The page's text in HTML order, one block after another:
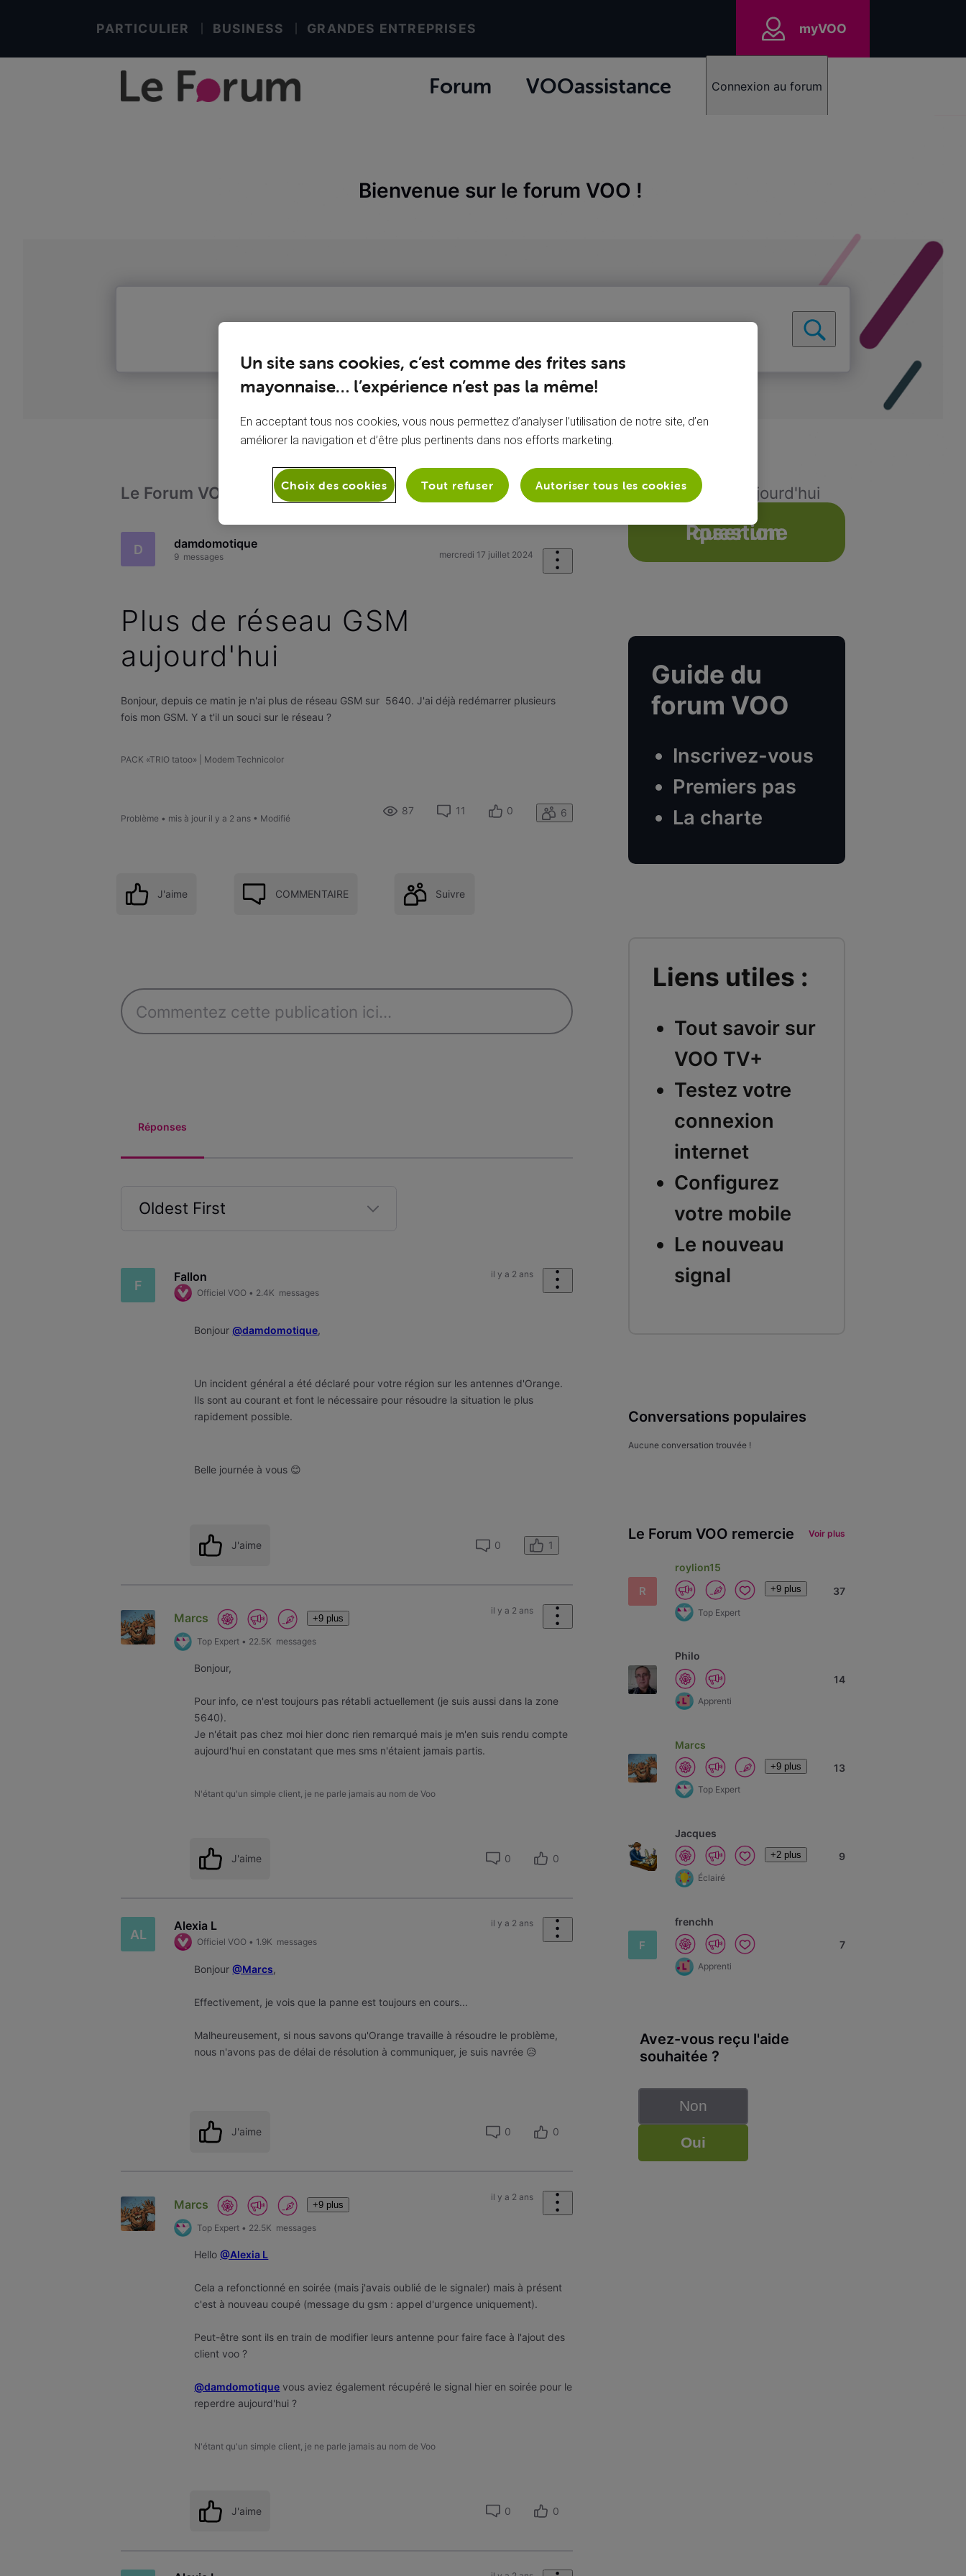
PARTICULIER BUSINESS GRANDES ENTREPRISES myVOO
Forum VOOassistance Connexion au forum
Bienvenue sur le forum VOO !
Le Forum VOO Téléphonie Mon appareil mobile Plus de réseau GSM aujourd'hui
D damdomotique
9 messages mercredi 17 juillet 2024
Plus de réseau GSM
aujourd'hui
Bonjour, depuis ce matin je n'ai plus de réseau GSM sur 5640. J'ai déjà redémarrer plusieurs
fois mon GSM. Y a t'il un souci sur le réseau ?
PACK «TRIO tatoo» | Modem Technicolor
Problème • mis à jour il y a 2 ans • Modifié
87 11 0 6
J'aime COMMENTAIRE Suivre
Réponses
Oldest First
First
F
Fallon
Officiel VOO• 2.4K messages
il y a 2 ans
Bonjour @damdomotique,
Un incident général a été déclaré pour votre région sur les antennes d'Orange.
Ils sont au courant et font le nécessaire pour résoudre la situation le plus
rapidement possible.
Belle journée à vous 😊
J'aime 0 1
Marcs +9 plus
Top Expert• 22.5K messages
il y a 2 ans
Bonjour,
Pour info, ce n'est toujours pas rétabli actuellement (je suis aussi dans la zone
5640).
Je n'était pas chez moi hier donc rien remarqué mais je m'en suis rendu compte
aujourd'hui en constatant que mes sms n'étaient jamais partis.
N'étant qu'un simple client, je ne parle jamais au nom de Voo
J'aime 0 0
AL
Alexia L
Officiel VOO• 1.9K messages
il y a 2 ans
Bonjour@Marcs,
Effectivement, je vois que la panne est toujours en cours...
Malheureusement, si nous savons qu'Orange travaille à résoudre le problème,
nous n'avons pas de délai de résolution à communiquer, je suis navrée 😥
J'aime 0 0
Marcs +9 plus
Top Expert• 22.5K messages
il y a 2 ans
Hello@Alexia L
Cela a refonctionné en soirée (mais j'avais oublié de le signaler) mais à présent
c'est à nouveau coupé (message du gsm : appel d'urgence uniquement).
Peut-être sont ils en train de modifier leurs antenne pour faire face à l'ajout des
client voo ?
@damdomotique vous aviez également récupéré le signal hier en soirée pour le
reperdre aujourd'hui ?
N'étant qu'un simple client, je ne parle jamais au nom de Voo
J'aime 0 0
Poser une question
Guide du
forum VOO
Inscrivez-vous
Premiers pas
La charte
Liens utiles :
Tout savoir sur
VOO TV+
Testez votre
connexion
internet
Configurez
votre mobile
Le nouveau
signal
Conversations populaires
Aucune conversation trouvée !
Le Forum VOO remercie Voir plus
R
roylion15
+9 plus
Top Expert
37
Philo
Apprenti
14
Marcs
+9 plus
Top Expert
13
Jacques
+2 plus
Éclairé
9
F
frenchh
Apprenti
7
Avez-vous reçu l'aide
souhaitée ?
Non
Oui
Un site sans cookies, c’est comme des frites sans
mayonnaise… l’expérience n’est pas la même!
En acceptant tous nos cookies, vous nous permettez d’analyser l’utilisation de notre site, d’en
améliorer la navigation et d’être plus pertinents dans nos efforts marketing.
Tout refuser Autoriser tous les cookies
Choix des cookies